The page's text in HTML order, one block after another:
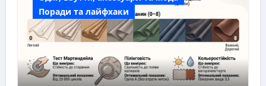
Поради та лайфхаки